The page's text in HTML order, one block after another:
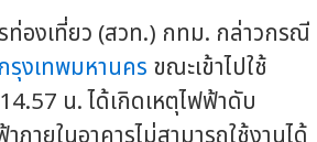
ท่องเที่ยว (สวท.) กทม. กล่าวกรณี
รุงเทพมหานคร ขณะเข้าไปใช้
น. ได้เกิดเหตุไฟฟ้าดับ